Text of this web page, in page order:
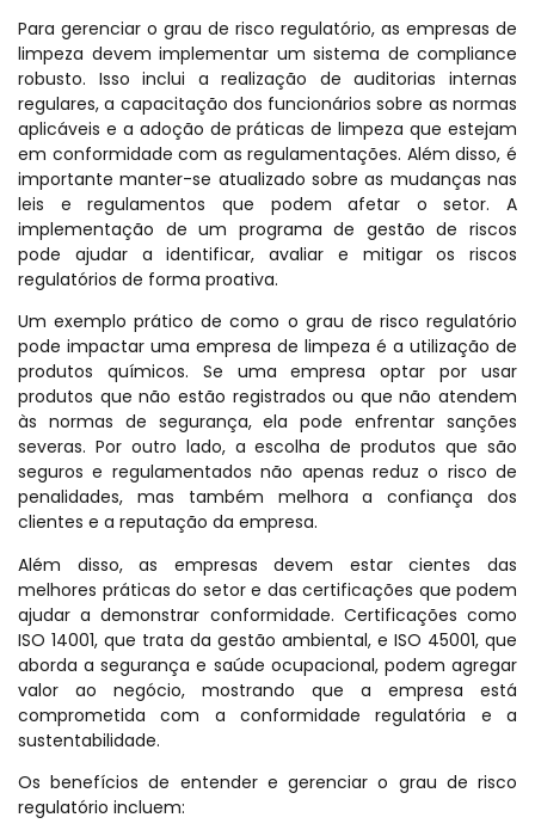
Para gerenciar o grau de risco regulatório, as empresas de
limpeza devem implementar um sistema de compliance
robusto. Isso inclui a realização de auditorias internas
regulares, a capacitação dos funcionários sobre as normas
aplicáveis e a adoção de práticas de limpeza que estejam
em conformidade com as regulamentações. Além disso, é
importante manter-se atualizado sobre as mudanças nas
leis e regulamentos que podem afetar o setor. A
implementação de um programa de gestão de riscos
pode ajudar a identificar, avaliar e mitigar os riscos
regulatórios de forma proativa.
Um exemplo prático de como o grau de risco regulatório
pode impactar uma empresa de limpeza é a utilização de
produtos químicos. Se uma empresa optar por usar
produtos que não estão registrados ou que não atendem
às normas de segurança, ela pode enfrentar sanções
severas. Por outro lado, a escolha de produtos que são
seguros e regulamentados não apenas reduz o risco de
penalidades, mas também melhora a confiança dos
clientes e a reputação da empresa.
Além disso, as empresas devem estar cientes das
melhores práticas do setor e das certificações que podem
ajudar a demonstrar conformidade. Certificações como
ISO 14001, que trata da gestão ambiental, e ISO 45001, que
aborda a segurança e saúde ocupacional, podem agregar
valor ao negócio, mostrando que a empresa está
comprometida com a conformidade regulatória e a
sustentabilidade.
Os benefícios de entender e gerenciar o grau de risco
regulatório incluem: